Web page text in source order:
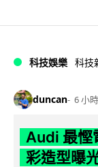
科技娛樂 科技
duncan 6 小時
Audi 最
彩造型曝